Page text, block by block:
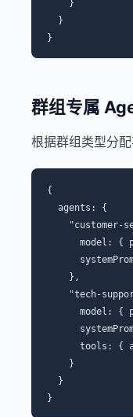
    }
  }
群组专属
根据群组类型分
{
  agents: {
"customer-
model: {
    },
"tech-
model: {
tools: {
    }
  }